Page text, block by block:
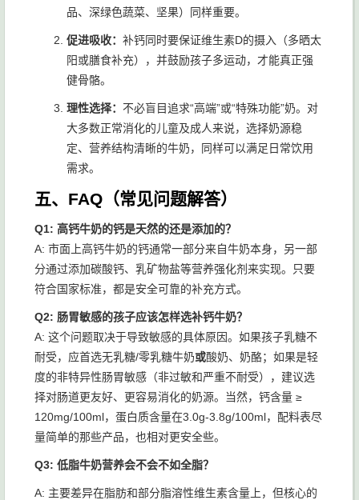
品、深绿色蔬菜、坚果）同样重要。
促进吸收： 补钙同时要保证维生素D的摄入（多晒太
阳或膳食补充），并鼓励孩子多运动，才能真正强
健骨骼。
理性选择： 不必盲目追求“高端”或“特殊功能”奶。对
大多数正常消化的儿童及成人来说，选择奶源稳
定、营养结构清晰的牛奶，同样可以满足日常饮用
需求。
五、FAQ（常见问题解答）
Q1: 高钙牛奶的钙是天然的还是添加的？
A: 市面上高钙牛奶的钙通常一部分来自牛奶本身，另一部
分通过添加碳酸钙、乳矿物盐等营养强化剂来实现。只要
符合国家标准，都是安全可靠的补充方式。
Q2: 肠胃敏感的孩子应该怎样选补钙牛奶？
A: 这个问题取决于导致敏感的具体原因。如果孩子乳糖不
耐受，应首选无乳糖/零乳糖牛奶或酸奶、奶酪；如果是轻
度的非特异性肠胃敏感（非过敏和严重不耐受），建议选
择对肠道更友好、更容易消化的奶源。当然，钙含量 ≥
120mg/100ml，蛋白质含量在3.0g-3.8g/100ml，配料表尽
量简单的那些产品，也相对更安全些。
Q3: 低脂牛奶营养会不会不如全脂？
A: 主要差异在脂肪和部分脂溶性维生素含量上，但核心的